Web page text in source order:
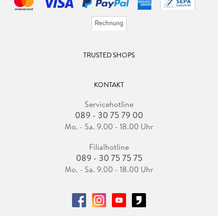
TRUSTED SHOPS
KONTAKT
Servicehotline
089 - 30 75 79 00
Mo. - Sa. 9.00 - 18.00 Uhr
Filialhotline
089 - 30 75 75 75
Mo. - Sa. 9.00 - 18.00 Uhr